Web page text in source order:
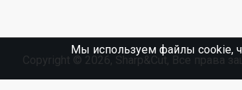
Copyright © 2026, Sharp&Cut, Все права
Мы используем файлы cookie,